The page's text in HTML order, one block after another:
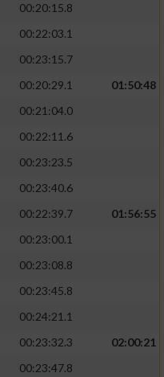
00:20:15.8
00:22:03.1
00:23:15.7
00:20:29.1
01:50:48
00:21:04.0
00:22:11.6
00:23:23.5
00:23:40.6
00:22:39.7
01:56:55
00:23:00.1
00:23:08.8
00:23:45.8
00:24:21.1
00:23:32.3
02:00:21
00:23:47.8